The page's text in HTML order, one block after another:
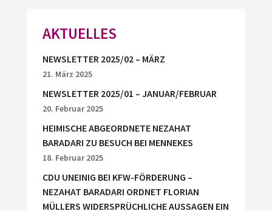
AKTUELLES
NEWSLETTER 2025/02 – MÄRZ
21. März 2025
NEWSLETTER 2025/01 – JANUAR/FEBRUAR
20. Februar 2025
HEIMISCHE ABGEORDNETE NEZAHAT
BARADARI ZU BESUCH BEI MENNEKES
18. Februar 2025
CDU UNEINIG BEI KFW-FÖRDERUNG –
NEZAHAT BARADARI ORDNET FLORIAN
MÜLLERS WIDERSPRÜCHLICHE AUSSAGEN EIN